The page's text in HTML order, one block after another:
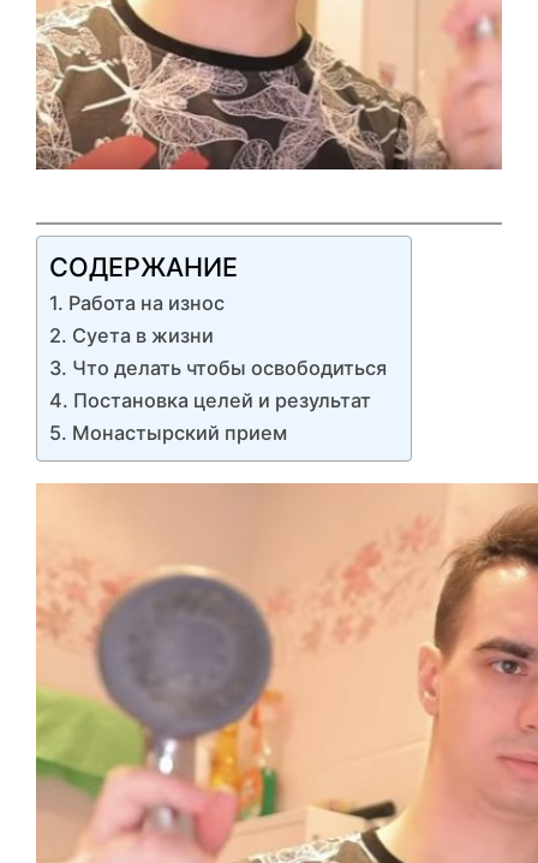
СОДЕРЖАНИЕ
Работа на износ
Суета в жизни
Что делать чтобы освободиться
Постановка целей и результат
Монастырский прием